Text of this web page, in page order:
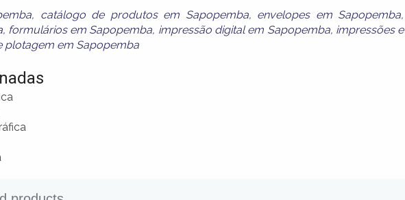
, catálogo de produtos em Sapopemba, envelopes em Sapopemba,
, formulários em Sapopemba, impressão digital em Sapopemba, impressões e
plotagem em Sapopemba